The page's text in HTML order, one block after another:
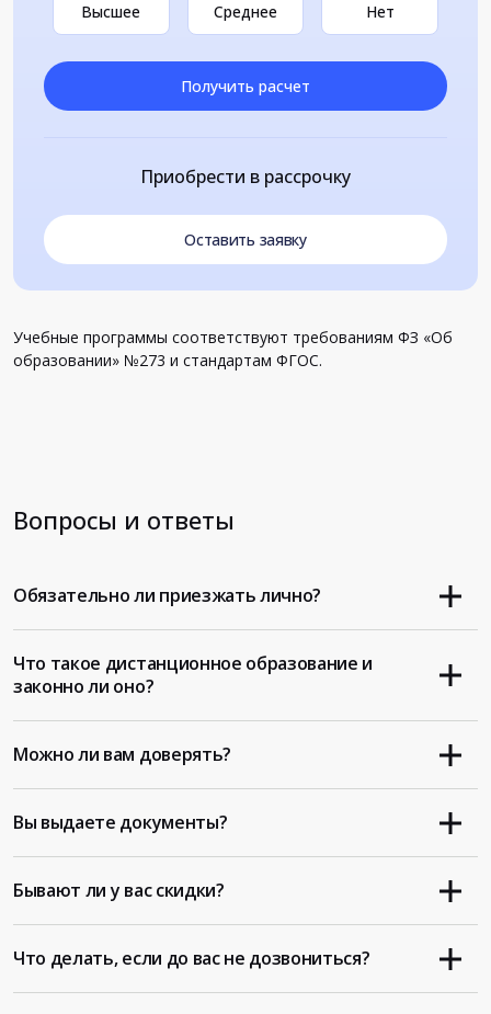
Высшее Среднее Нет
Получить расчет
Приобрести в рассрочку
Оставить заявку
Учебные программы соответствуют требованиям ФЗ «Об
образовании» №273 и стандартам ФГОС.
Вопросы и ответы
Обязательно ли приезжать лично?
Что такое дистанционное образование и
законно ли оно?
Можно ли вам доверять?
Вы выдаете документы?
Бывают ли у вас скидки?
Что делать, если до вас не дозвониться?